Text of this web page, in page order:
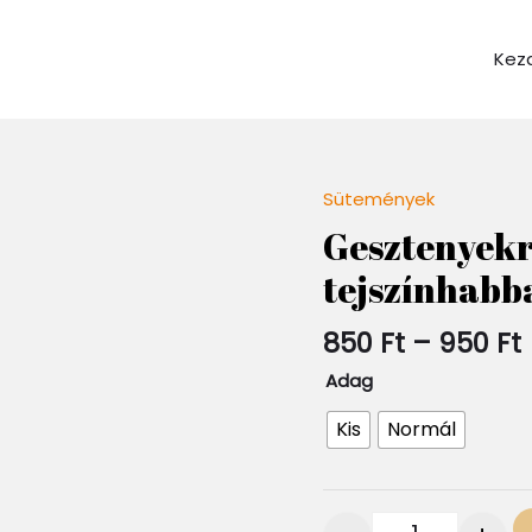
Sütemények
850 Ft – 950 Ft
Adag
Kis Normál
Quantity